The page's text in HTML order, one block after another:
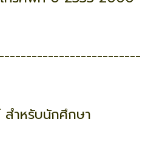
สำหรับนักศึกษา